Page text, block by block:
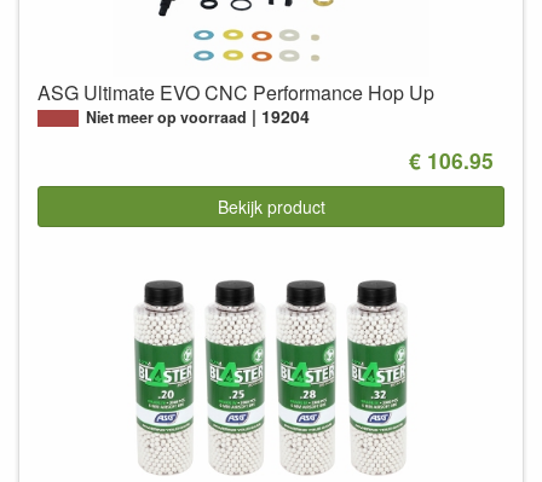
ASG Ultimate EVO CNC Performance Hop Up
Niet meer op voorraad 19204
€ 106.95
Bekijk product